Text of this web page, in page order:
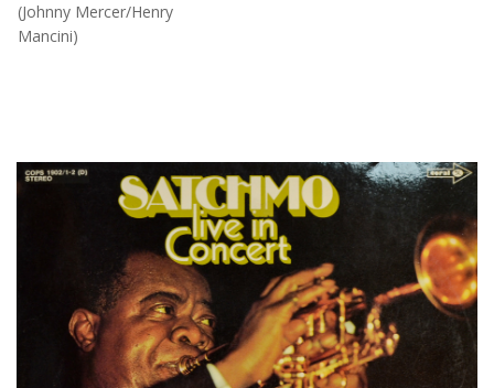
(Johnny Mercer/Henry
Mancini)